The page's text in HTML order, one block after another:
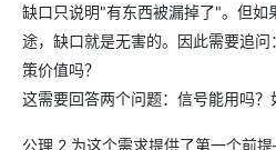
缺口只说明"有东西被漏掉了"。但如
途，缺口就是无害的。因此需要追
策价值吗？
这需要回答两个问题：信号能用吗？
公理 2 为这个需求提供了第一个前